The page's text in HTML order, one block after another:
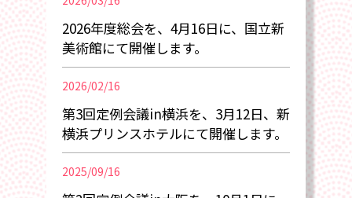
2026年度総会を、4月16日に、国立新
美術館にて開催します。
2026/02/16
第3回定例会議in横浜を、3月12日、新
横浜プリンスホテルにて開催します。
2025/09/16